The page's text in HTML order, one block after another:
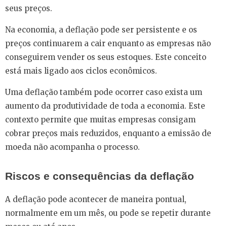
seus preços.
Na economia, a deflação pode ser persistente e os
preços continuarem a cair enquanto as empresas não
conseguirem vender os seus estoques. Este conceito
está mais ligado aos ciclos econômicos.
Uma deflação também pode ocorrer caso exista um
aumento da produtividade de toda a economia. Este
contexto permite que muitas empresas consigam
cobrar preços mais reduzidos, enquanto a emissão de
moeda não acompanha o processo.
Riscos e consequências da deflação
A deflação pode acontecer de maneira pontual,
normalmente em um mês, ou pode se repetir durante